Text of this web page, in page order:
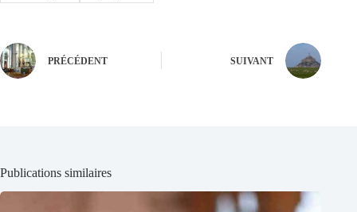
PRÉCÉDENT SUIVANT
Publications similaires